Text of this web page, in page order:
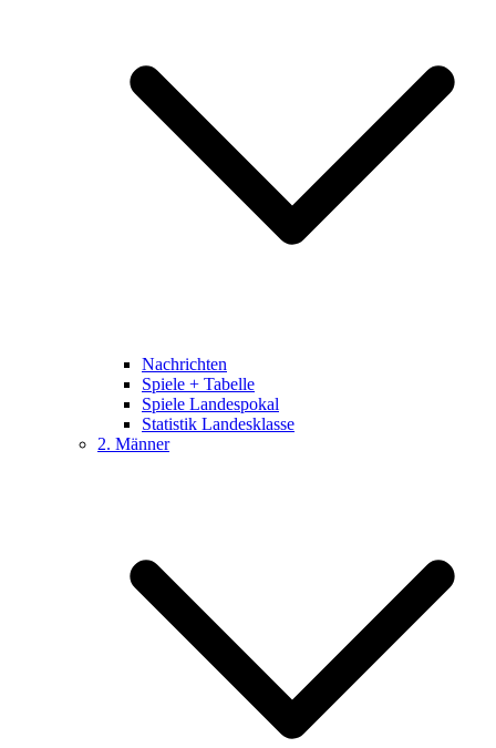
Nachrichten
Spiele + Tabelle
Spiele Landespokal
Statistik Landesklasse
2. Männer